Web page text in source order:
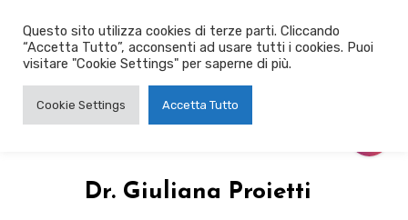
contenuto
Dr. Giuliana Proietti
Questo sito utilizza cookies di terze parti. Cliccando
“Accetta Tutto”, acconsenti ad usare tutti i cookies. Puoi
visitare "Cookie Settings" per saperne di più.
Cookie Settings Accetta Tutto